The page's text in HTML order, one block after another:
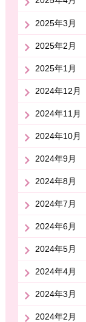
2025年3月
2025年2月
2025年1月
2024年12月
2024年11月
2024年10月
2024年9月
2024年8月
2024年7月
2024年6月
2024年5月
2024年4月
2024年3月
2024年2月